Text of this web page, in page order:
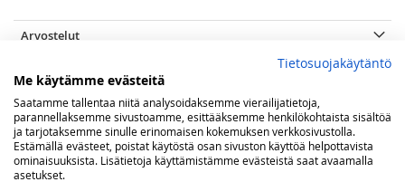
Arvostelut
Olet arvostelemassa:
Lofra DolceVita upotettava 60 cm kaasu-uuni,
rst
Arviosi
Rating
Tietosuojakäytäntö
Me käytämme evästeitä
Saatamme tallentaa niitä analysoidaksemme vierailijatietoja,
parannellaksemme sivustoamme, esittääksemme henkilökohtaista sisältöä
ja tarjotaksemme sinulle erinomaisen kokemuksen verkkosivustolla.
Estämällä evästeet, poistat käytöstä osan sivuston käyttöä helpottavista
ominaisuuksista. Lisätietoja käyttämistämme evästeistä saat avaamalla
asetukset.